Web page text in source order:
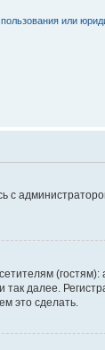
или
с
(гостям):
далее.
это сделать.